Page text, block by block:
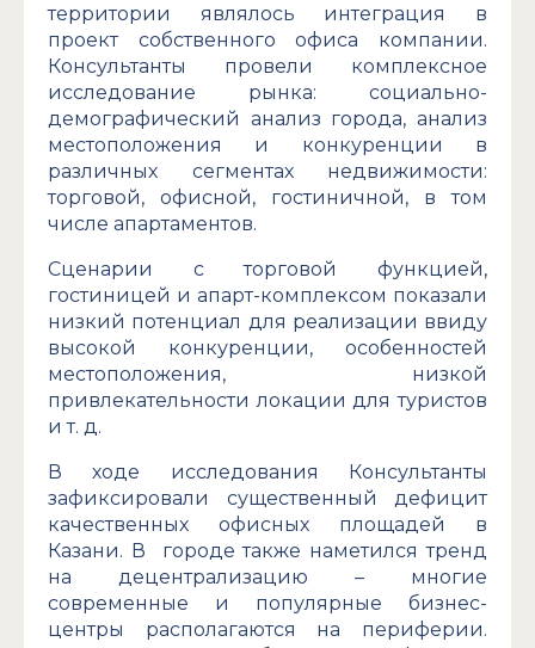
территории являлось интеграция в
проект собственного офиса компании.
Консультанты провели комплексное
исследование рынка: социально-
демографический анализ города, анализ
местоположения и конкуренции в
различных сегментах недвижимости:
торговой, офисной, гостиничной, в том
числе апартаментов.
Сценарии с торговой функцией,
гостиницей и апарт-комплексом показали
низкий потенциал для реализации ввиду
высокой конкуренции, особенностей
местоположения, низкой
привлекательности локации для туристов
и т. д.
В ходе исследования Консультанты
зафиксировали существенный дефицит
качественных офисных площадей в
Казани. В городе также наметился тренд
на децентрализацию – многие
современные и популярные бизнес-
центры располагаются на периферии.